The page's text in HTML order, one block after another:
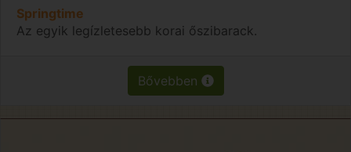
Springtime
Az egyik legízletesebb korai őszibarack.
Bővebben